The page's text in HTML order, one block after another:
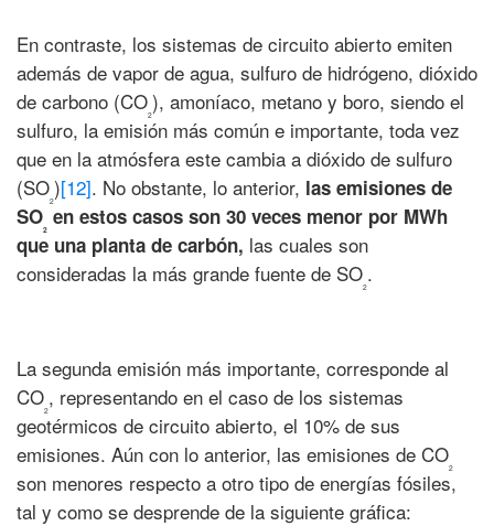
En contraste, los sistemas de circuito abierto emiten
además de vapor de agua, sulfuro de hidrógeno, dióxido
de carbono (CO2), amoníaco, metano y boro, siendo el
sulfuro, la emisión más común e importante, toda vez
que en la atmósfera este cambia a dióxido de sulfuro
(SO2)[12]. No obstante, lo anterior, las emisiones de
SO
2
en estos casos son 30 veces menor por MWh
que una planta de carbón, las cuales son
consideradas la más grande fuente de SO2.
La segunda emisión más importante, corresponde al
CO2, representando en el caso de los sistemas
geotérmicos de circuito abierto, el 10% de sus
emisiones. Aún con lo anterior, las emisiones de CO2
son menores respecto a otro tipo de energías fósiles,
tal y como se desprende de la siguiente gráfica: